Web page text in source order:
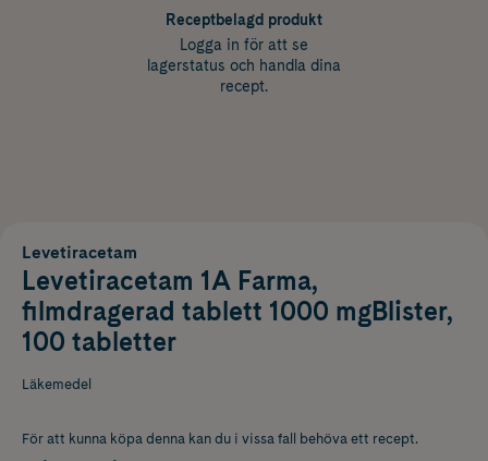
Receptbelagd produkt
Logga in för att se
lagerstatus och handla dina
recept.
Levetiracetam
Levetiracetam 1A Farma,
filmdragerad tablett 1000 mgBlister,
100 tabletter
Läkemedel
För att kunna köpa denna kan du i vissa fall behöva ett recept.